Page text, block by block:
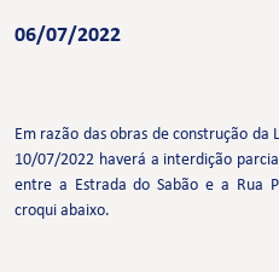
06/07/2022
Em razão das obras de construção
10/07/2022 haverá a interdição
entre a Estrada do Sabão e a Rua
croqui abaixo.